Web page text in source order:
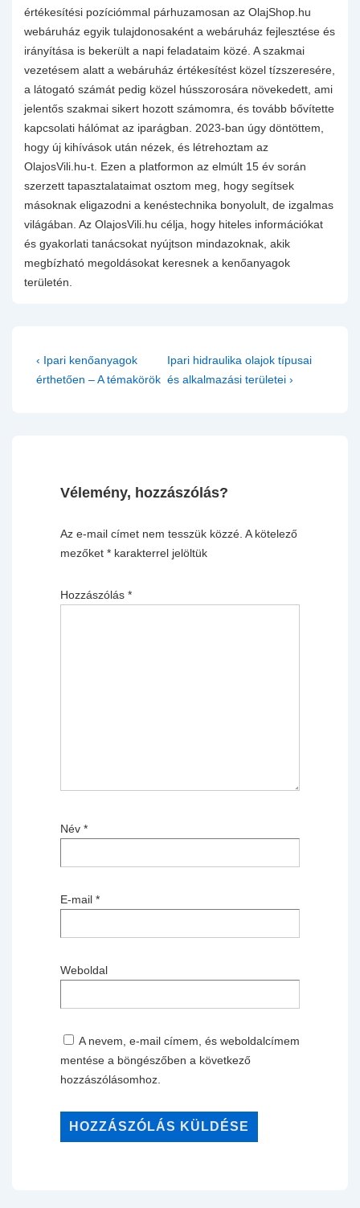
értékesítési pozíciómmal párhuzamosan az OlajShop.hu
webáruház egyik tulajdonosaként a webáruház fejlesztése és
irányítása is bekerült a napi feladataim közé. A szakmai
vezetésem alatt a webáruház értékesítést közel tízszeresére,
a látogató számát pedig közel hússzorosára növekedett, ami
jelentős szakmai sikert hozott számomra, és tovább bővítette
kapcsolati hálómat az iparágban. 2023-ban úgy döntöttem,
hogy új kihívások után nézek, és létrehoztam az
OlajosVili.hu-t. Ezen a platformon az elmúlt 15 év során
szerzett tapasztalataimat osztom meg, hogy segítsek
másoknak eligazodni a kenéstechnika bonyolult, de izgalmas
világában. Az OlajosVili.hu célja, hogy hiteles információkat
és gyakorlati tanácsokat nyújtson mindazoknak, akik
megbízható megoldásokat keresnek a kenőanyagok
területén.
Bejegyzés
navigáció
Previous
Post
‹ Ipari kenőanyagok
érthetően – A témakörök
Next
Post
Ipari hidraulika olajok típusai
és alkalmazási területei ›
Vélemény, hozzászólás?
Az e-mail címet nem tesszük közzé. A kötelező
mezőket * karakterrel jelöltük
Hozzászólás *
Név *
E-mail *
Weboldal
A nevem, e-mail címem, és weboldalcímem
mentése a böngészőben a következő
hozzászólásomhoz.